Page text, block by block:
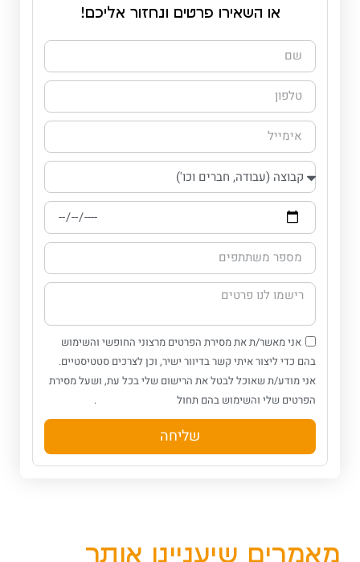
או השאירו פרטים ונחזור אליכם!
אני מאשר/ת את מסירת הפרטים מרצוני החופשי והשימוש
בהם כדי ליצור איתי קשר בדיוור ישיר, וכן לצרכים סטטיסטיים.
אני מודע/ת שאוכל לבטל את הרישום שלי בכל עת, ושעל מסירת
הפרטים שלי והשימוש בהם תחול
.
שליחה
מאמרים שיעניינו אותך